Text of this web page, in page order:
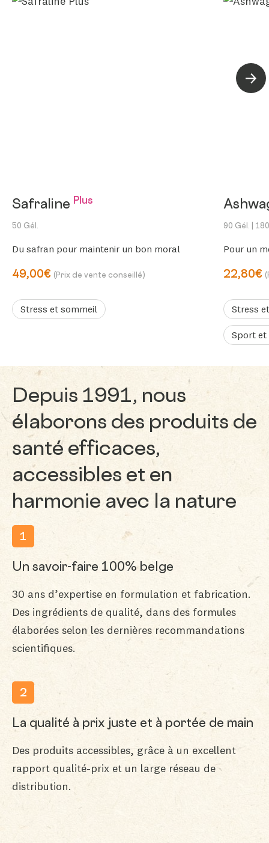
Safraline Plus
50 Gél.
Du safran pour maintenir un bon moral
49,00€ (Prix de vente conseillé)
Stress et sommeil
90 Gél. |
Pour un
22,80€
Stress
Sport
Depuis 1991, nous
élaborons des produits de
santé efficaces,
accessibles et en
harmonie avec la nature
1
Un savoir-faire 100% belge
30 ans d’expertise en formulation et fabrication.
Des ingrédients de qualité, dans des formules
élaborées selon les dernières recommandations
scientifiques.
2
La qualité à prix juste et à portée de main
Des produits accessibles, grâce à un excellent
rapport qualité-prix et un large réseau de
distribution.